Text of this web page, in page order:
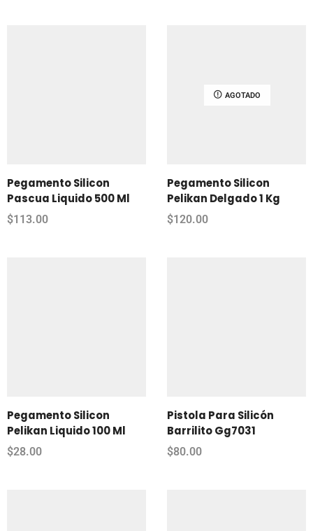
Pegamento Silicon
Pascua Liquido 500 Ml
$113.00
AGOTADO
Pegamento Silicon
Pelikan Delgado 1 Kg
$120.00
Pegamento Silicon
Pelikan Liquido 100 Ml
$28.00
Pistola Para Silicón
Barrilito Gg7031
$80.00